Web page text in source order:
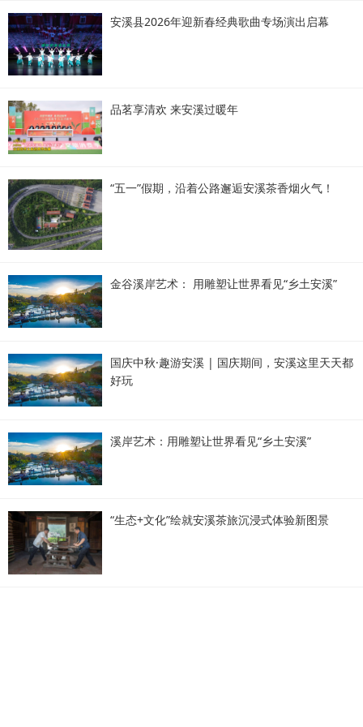
安溪县2026年迎新春经典歌曲专场演出启幕
品茗享清欢 来安溪过暖年
“五一”假期，沿着公路邂逅安溪茶香烟火气！
金谷溪岸艺术： 用雕塑让世界看见“乡土安溪”
国庆中秋·趣游安溪 | 国庆期间，安溪这里天天都
好玩
溪岸艺术：用雕塑让世界看见“乡土安溪”
“生态+文化”绘就安溪茶旅沉浸式体验新图景